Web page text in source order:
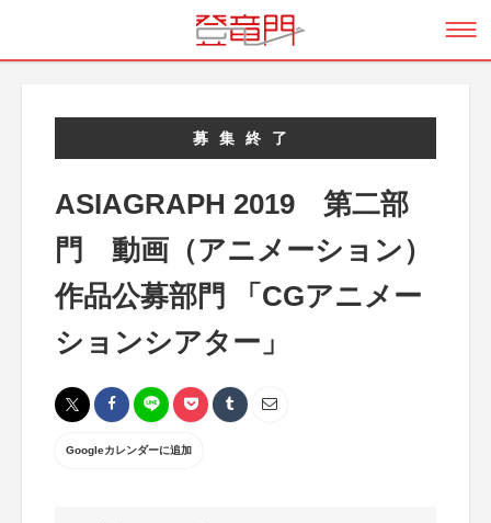
募集終了
ASIAGRAPH 2019 第二部
門 動画（アニメーション）
作品公募部門 「CGアニメー
ションシアター」
Googleカレンダーに追加